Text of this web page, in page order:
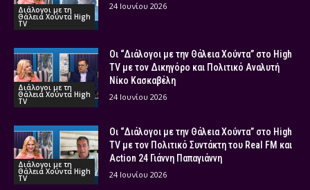
Διάλογοι με τη
Θάλεια Χούντα High
TV
24 Ιουνίου 2026
Διάλογοι με τη
Θάλεια Χούντα High
TV
Οι “Διάλογοι με την Θάλεια Χούντα” στο High
TV με τον Δικηγόρο και Πολιτικό Αναλυτή
Νίκο Κασκαβέλη
24 Ιουνίου 2026
Διάλογοι με τη
Θάλεια Χούντα High
TV
Οι “Διάλογοι με την Θάλεια Χούντα” στο High
TV με τον Πολιτικό Συντάκτη του Real FM και
Action 24 Γιάννη Παπαγιάννη
24 Ιουνίου 2026